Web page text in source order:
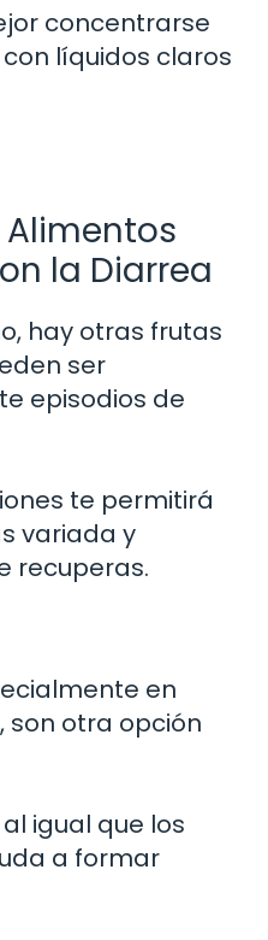
concentrarse
líquidos claros
Alimentos
la Diarrea
hay otras frutas
ser
episodios de
te permitirá
variada y
recuperas.
en
otra opción
igual que los
a formar